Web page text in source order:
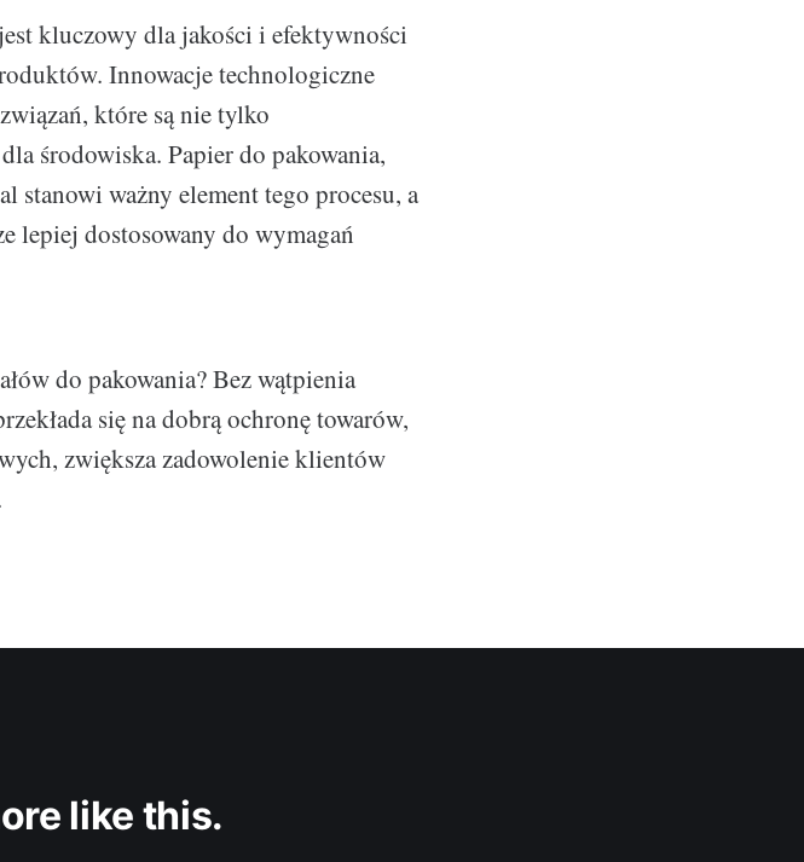
kluczowy dla jakości i efektywności
Innowacje technologiczne
które są nie tylko
środowiska. Papier do pakowania,
stanowi ważny element tego procesu, a
lepiej dostosowany do wymagań
do pakowania? Bez wątpienia
się na dobrą ochronę towarów,
zwiększa zadowolenie klientów
like this.